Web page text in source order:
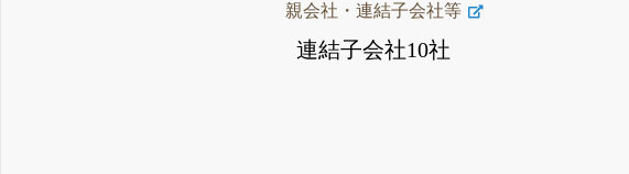
親会社・連結子会社等
連結子会社10社